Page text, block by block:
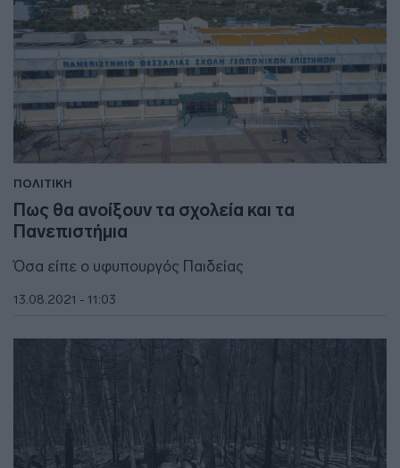
ΠΟΛΙΤΙΚΗ
Πως θα ανοίξουν τα σχολεία και τα
Πανεπιστήμια
Όσα είπε ο υφυπουργός Παιδείας
13.08.2021 - 11:03